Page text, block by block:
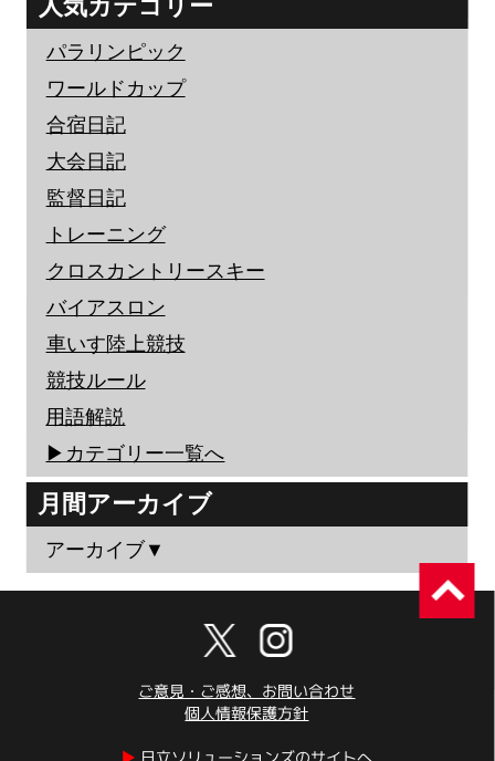
人気カテゴリー
パラリンピック
ワールドカップ
合宿日記
大会日記
監督日記
トレーニング
クロスカントリースキー
バイアスロン
車いす陸上競技
競技ルール
用語解説
▶︎カテゴリー一覧へ
月間アーカイブ
アーカイブ▼
ご意見・ご感想、お問い合わせ
個人情報保護方針